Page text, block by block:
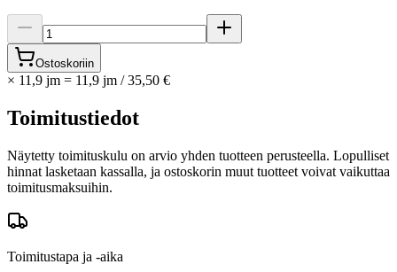
Ostoskoriin
× 11,9 jm = 11,9 jm / 35,50 €
Toimitustiedot
Näytetty toimituskulu on arvio yhden tuotteen perusteella. Lopulliset
hinnat lasketaan kassalla, ja ostoskorin muut tuotteet voivat vaikuttaa
toimitusmaksuihin.
Toimitustapa ja -aika